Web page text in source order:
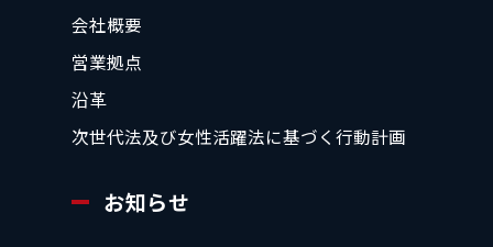
会社概要
営業拠点
沿革
次世代法及び女性活躍法に基づく行動計画
お知らせ